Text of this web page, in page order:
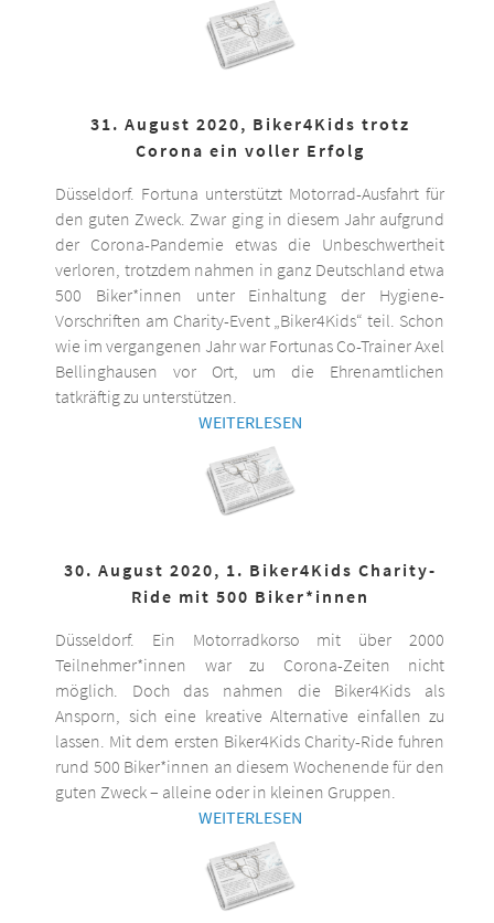
31. August 2020, Biker4Kids trotz
Corona ein voller Erfolg
Düsseldorf. Fortuna unterstützt Motorrad-Ausfahrt für
den guten Zweck. Zwar ging in diesem Jahr aufgrund
der Corona-Pandemie etwas die Unbeschwertheit
verloren, trotzdem nahmen in ganz Deutschland etwa
500 Biker*innen unter Einhaltung der Hygiene-
Vorschriften am Charity-Event „Biker4Kids“ teil. Schon
wie im vergangenen Jahr war Fortunas Co-Trainer Axel
Bellinghausen vor Ort, um die Ehrenamtlichen
tatkräftig zu unterstützen.
WEITERLESEN
30. August 2020, 1. Biker4Kids Charity-
Ride mit 500 Biker*innen
Düsseldorf. Ein Motorradkorso mit über 2000
Teilnehmer*innen war zu Corona-Zeiten nicht
möglich. Doch das nahmen die Biker4Kids als
Ansporn, sich eine kreative Alternative einfallen zu
lassen. Mit dem ersten Biker4Kids Charity-Ride fuhren
rund 500 Biker*innen an diesem Wochenende für den
guten Zweck – alleine oder in kleinen Gruppen.
WEITERLESEN